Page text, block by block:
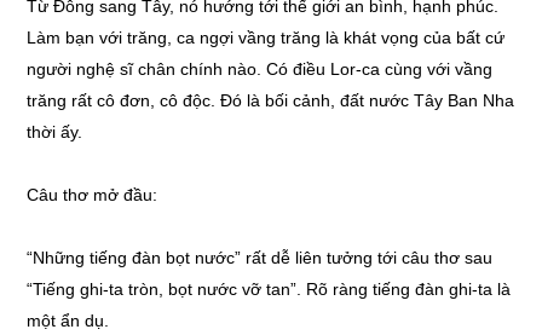
Từ Đông sang Tây, nó hướng tới thế giới an bình, hạnh phúc.
Làm bạn với trăng, ca ngợi vầng trăng là khát vọng của bất cứ
người nghệ sĩ chân chính nào. Có điều Lor-ca cùng với vầng
trăng rất cô đơn, cô độc. Đó là bối cảnh, đất nước Tây Ban Nha
thời ấy.
Câu thơ mở đầu:
“Những tiếng đàn bọt nước” rất dễ liên tưởng tới câu thơ sau
“Tiếng ghi-ta tròn, bọt nước vỡ tan”. Rõ ràng tiếng đàn ghi-ta là
một ẩn dụ.